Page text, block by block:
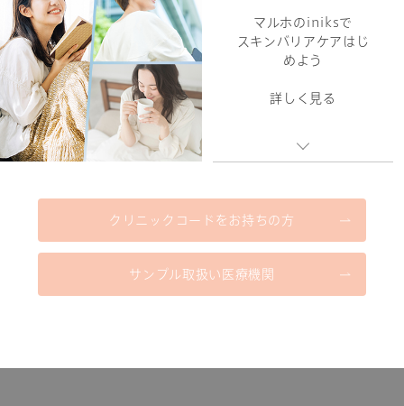
マルホのiniksで
スキンバリアケアはじ
めよう
詳しく見る
クリニックコードをお持ちの方
サンプル取扱い医療機関